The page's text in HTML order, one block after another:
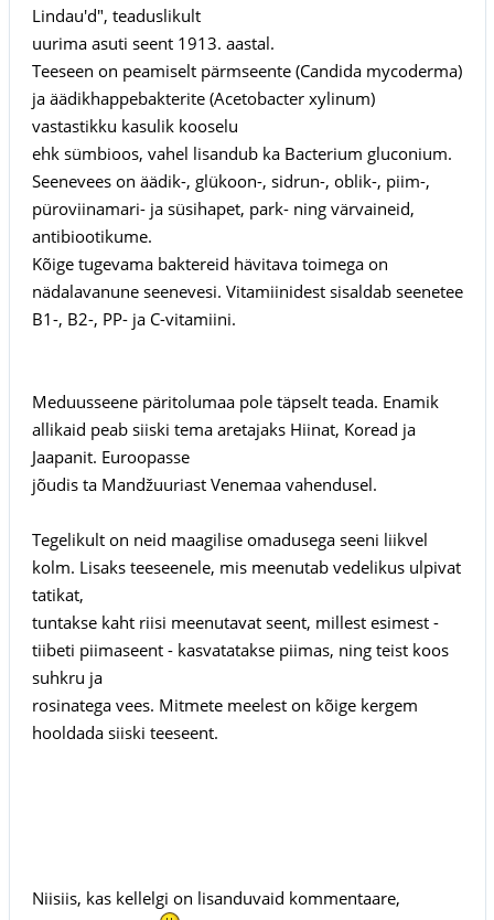
Lindau'd", teaduslikult
uurima asuti seent 1913. aastal.
Teeseen on peamiselt pärmseente (Candida mycoderma)
ja äädikhappebakterite (Acetobacter xylinum)
vastastikku kasulik kooselu
ehk sümbioos, vahel lisandub ka Bacterium gluconium.
Seenevees on äädik-, glükoon-, sidrun-, oblik-, piim-,
püroviinamari- ja süsihapet, park- ning värvaineid,
antibiootikume.
Kõige tugevama baktereid hävitava toimega on
nädalavanune seenevesi. Vitamiinidest sisaldab seenetee
B1-, B2-, PP- ja C-vitamiini.
Meduusseene päritolumaa pole täpselt teada. Enamik
allikaid peab siiski tema aretajaks Hiinat, Koread ja
Jaapanit. Euroopasse
jõudis ta Mandžuuriast Venemaa vahendusel.
Tegelikult on neid maagilise omadusega seeni liikvel
kolm. Lisaks teeseenele, mis meenutab vedelikus ulpivat
tatikat,
tuntakse kaht riisi meenutavat seent, millest esimest -
tiibeti piimaseent - kasvatatakse piimas, ning teist koos
suhkru ja
rosinatega vees. Mitmete meelest on kõige kergem
hooldada siiski teeseent.
Niisiis, kas kellelgi on lisanduvaid kommentaare,